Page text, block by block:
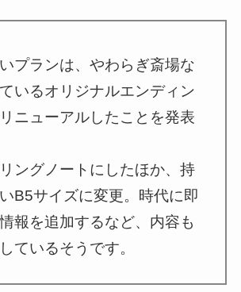
プランは、やわらぎ斎場な
いるオリジナルエンディン
ニューアルしたことを発表
ングノートにしたほか、持
B5サイズに変更。時代に即
報を追加するなど、内容も
ているそうです。